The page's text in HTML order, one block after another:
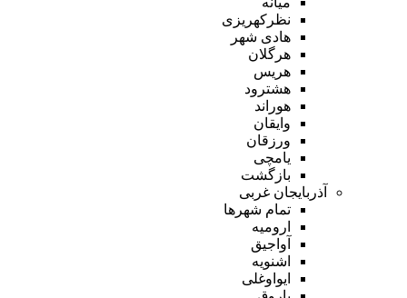
نظرکهریزی
هادی شهر
هرگلان
هریس
هشترود
هوراند
وایقان
ورزقان
یامچی
بازگشت
آذربایجان غربی
تمام شهر‌ها
ارومیه
آواجیق
اشنویه
ایواوغلی